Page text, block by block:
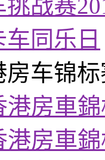
挑战赛
车同乐日
房车锦标
港房車
港房車